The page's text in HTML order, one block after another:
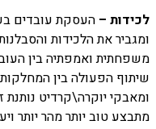
לכידות – העסקת עובדים
ומגביר את הלכידות
משפחתית ואמפתיה בין
שיתוף הפעולה בין
ומאבקי יוקרה\קרדיט
מתבצע טוב יותר מהר יותר